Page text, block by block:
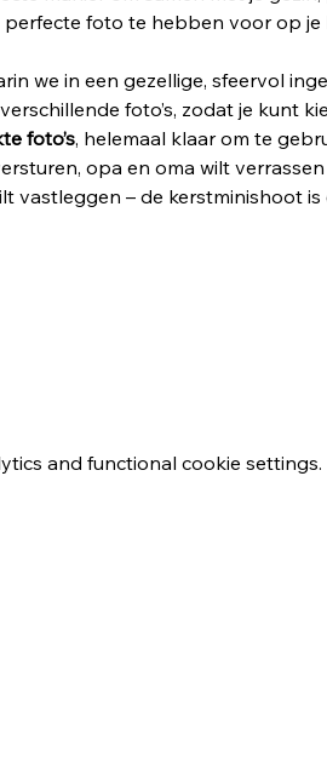
foto te hebben voor op je
we in een gezellige, sfeervol
foto’s, zodat je kunt
foto’s, helemaal klaar om te
opa en oma wilt
vastleggen – de kerstminishoot is
and functional cookie settings.